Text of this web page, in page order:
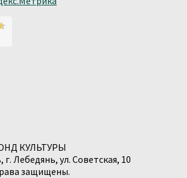
КУЛЬТУРЫ
Лебедянь, ул. Советская, 10
защищены.